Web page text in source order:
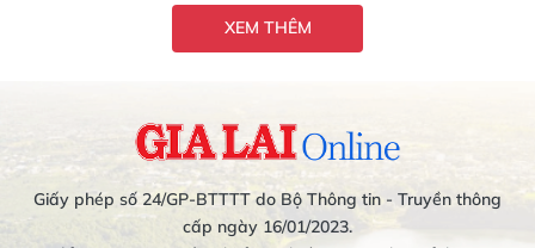
XEM THÊM
Giấy phép số 24/GP-BTTTT do Bộ Thông tin - Truyền thông
cấp ngày 16/01/2023.